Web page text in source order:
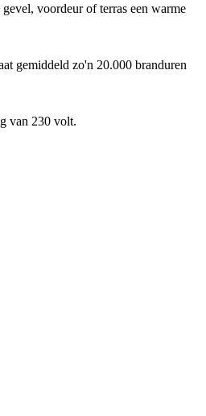
voordeur of terras een warme
gemiddeld zo'n 20.000 branduren
van 230 volt.